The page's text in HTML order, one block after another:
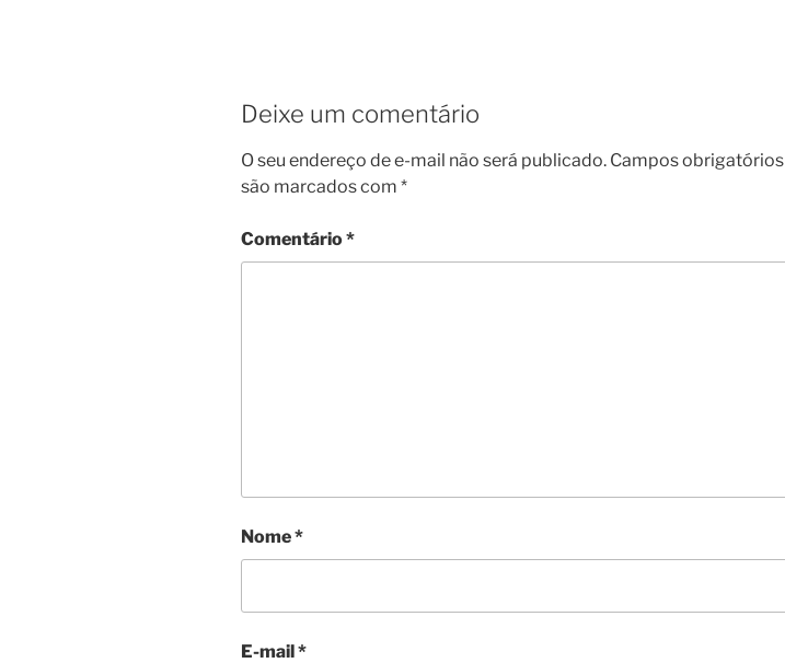
Deixe um comentário
O seu endereço de e-mail não será publicado. Campos obrigatórios
são marcados com *
Comentário*
Nome*
E-mail*